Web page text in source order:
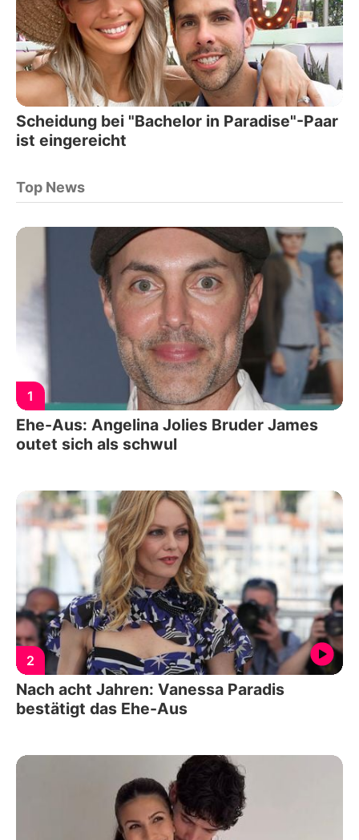
Scheidung bei "Bachelor in Paradise"-Paar
ist eingereicht
Top News
1
Ehe-Aus: Angelina Jolies Bruder James
outet sich als schwul
2
Nach acht Jahren: Vanessa Paradis
bestätigt das Ehe-Aus